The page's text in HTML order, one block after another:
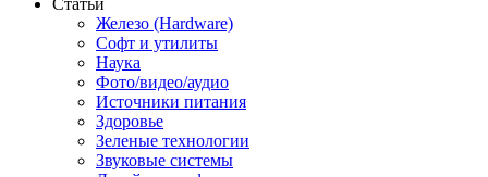
Статьи
Железо (Hardware)
Софт и утилиты
Наука
Фото/видео/аудио
Источники питания
Здоровье
Зеленые технологии
Звуковые системы